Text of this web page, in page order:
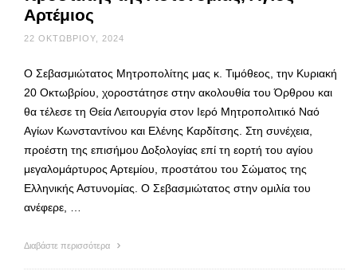
Αρτέμιος
22 ΟΚΤΩΒΡΊΟΥ, 2024
Ο Σεβασμιώτατος Μητροπολίτης μας κ. Τιμόθεος, την Κυριακή
20 Οκτωβρίου, χοροστάτησε στην ακολουθία του Όρθρου και
θα τέλεσε τη Θεία Λειτουργία στον Ιερό Μητροπολιτικό Ναό
Αγίων Κωνσταντίνου και Ελένης Καρδίτσης. Στη συνέχεια,
προέστη της επισήμου Δοξολογίας επί τη εορτή του αγίου
μεγαλομάρτυρος Αρτεμίου, προστάτου του Σώματος της
Ελληνικής Αστυνομίας. Ο Σεβασμιώτατος στην ομιλία του
ανέφερε, …
Διαβάστε περισσότερα